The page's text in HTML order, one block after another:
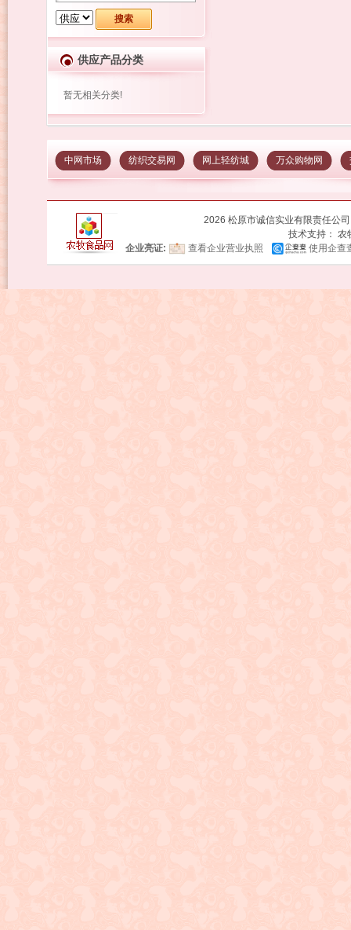
供应产品分类
暂无相关分类!
中网市场 纺织交易网 网上轻纺城 万众购物网
2026 松原市诚信实业有限责任公
技术支持： 农
企业亮证:
查看企业营业执照 使用企查